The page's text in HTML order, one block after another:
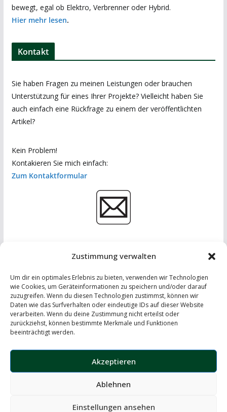
Zustimmung verwalten
Um dir ein optimales Erlebnis zu bieten, verwenden wir Technologien
wie Cookies, um Geräteinformationen zu speichern und/oder darauf
zuzugreifen. Wenn du diesen Technologien zustimmst, können wir
Daten wie das Surfverhalten oder eindeutige IDs auf dieser Website
verarbeiten. Wenn du deine Zustimmung nicht erteilst oder
zurückziehst, können bestimmte Merkmale und Funktionen
beeinträchtigt werden.
Akzeptieren
Ablehnen
Einstellungen ansehen
bewegt, egal ob Elektro, Verbrenner oder Hybrid.
Hier mehr lesen.
Kontakt
Sie haben Fragen zu meinen Leistungen oder brauchen
Unterstützung für eines Ihrer Projekte? Vielleicht haben Sie
auch einfach eine Rückfrage zu einem der veröffentlichten
Artikel?
Kein Problem!
Kontakieren Sie mich einfach:
Zum Kontaktformular
IMPRESSUM-DATENSCHUTZERKLÄRUNG- KONTAKT
LinkedIn
Instagram
Rechte vorbehalten.